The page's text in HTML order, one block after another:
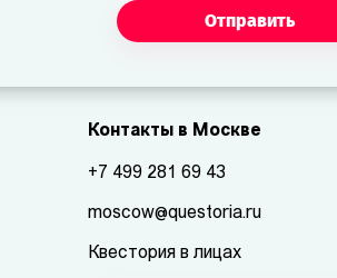
Отправить
Контакты в Москве
+7 499 281 69 43
moscow@questoria.ru
Квестория в лицах